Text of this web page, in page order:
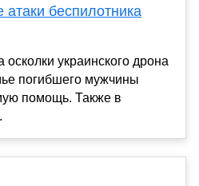
атаки беспилотника
украинского дрона
погибшего мужчины
помощь. Также в